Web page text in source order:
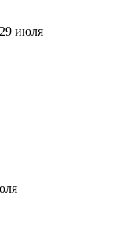
29 июля